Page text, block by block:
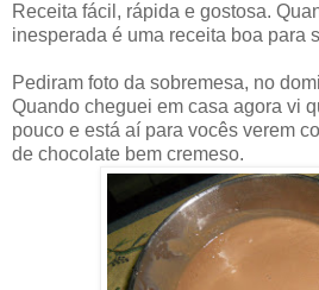
Receita fácil, rápida e gostosa.
inesperada é uma receita boa para
Pediram foto da sobremesa, no
Quando cheguei em casa agora vi
pouco e está aí para vocês verem
de chocolate bem cremeso.